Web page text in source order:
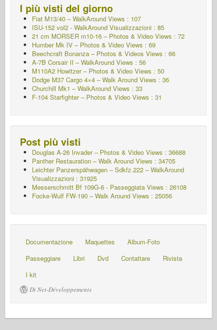
I più visti del giorno
Fiat M13/40 – WalkAround Views : 107
ISU-152 vol2 - WalkAround Visualizzazioni : 85
21 cm MORSER m10-16 – Photos & Video Views : 72
Humber Mk IV – Photos & Video Views : 69
Beechcraft Bonanza – Photos & Videos Views : 66
A-7B Corsair II – WalkAround Views : 56
M110A2 Howitzer – Photos & Video Views : 50
Dodge M37 Cargo 4×4 – Walk Around Views : 36
Churchill Mk1 – WalkAround Views : 33
F-104 Starfighter – Photos & Video Views : 31
Post più visti
Douglas A-26 Invader – Photos & Video Views : 36688
Panther Restauration – Walk Around Views : 34705
Leichter Panzerspähwagen – Sdkfz.222 – WalkAround
Visualizzazioni : 31925
Messerschmitt Bf 109G-6 - Passeggiata Views : 26108
Focke-Wulf FW-190 – Walk Around Views : 25056
Documentazione Maquettes
Album-Foto
Passeggiare
Libri Dvd Contattare
Rivista
I kit
Di Net-Développements